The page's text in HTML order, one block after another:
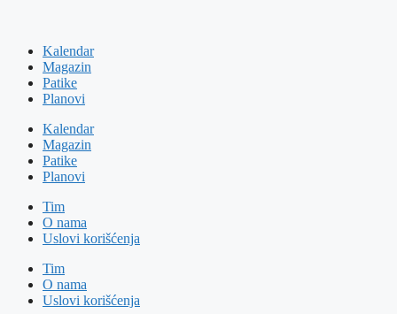
Kalendar
Magazin
Patike
Planovi
Kalendar
Magazin
Patike
Planovi
Tim
O nama
Uslovi korišćenja
Tim
O nama
Uslovi korišćenja